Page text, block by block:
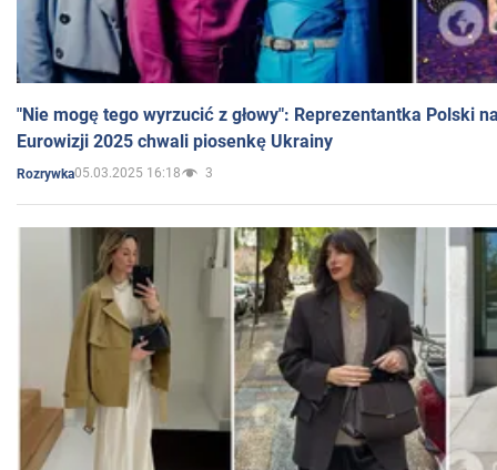
"Nie mogę tego wyrzucić z głowy": Reprezentantka Polski
Eurowizji 2025 chwali piosenkę Ukrainy
Rozrywka05.03.2025 16:18 3